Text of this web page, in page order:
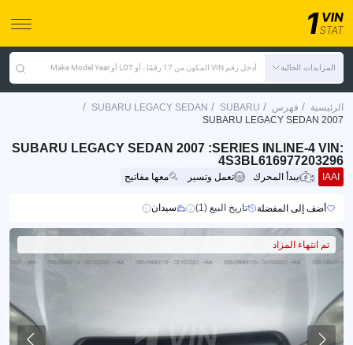
المزايدات الحالية أدخل رقم VIN المكون من 17 رقمًا ، أو LOT أو Make Model Year
الرئيسية / فهرس /
SUBARU
/
SUBARU LEGACY SEDAN
/
SUBARU LEGACY SEDAN 2007
SUBARU LEGACY SEDAN 2007 :SERIES INLINE-4 VIN:
4S3BL616977203296
IAAI يبدأ المحرك تعمل وتسير معها مفاتيح
أضف إلى المفضلة تاريخ البيع (1) سيدان
تم انتهاء المزاد